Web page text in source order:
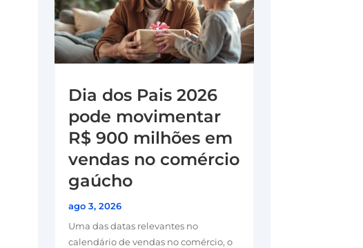
Dia dos Pais 2026
pode movimentar
R$ 900 milhões em
vendas no comércio
gaúcho
ago 3, 2026
Uma das datas relevantes no
calendário de vendas no comércio, o